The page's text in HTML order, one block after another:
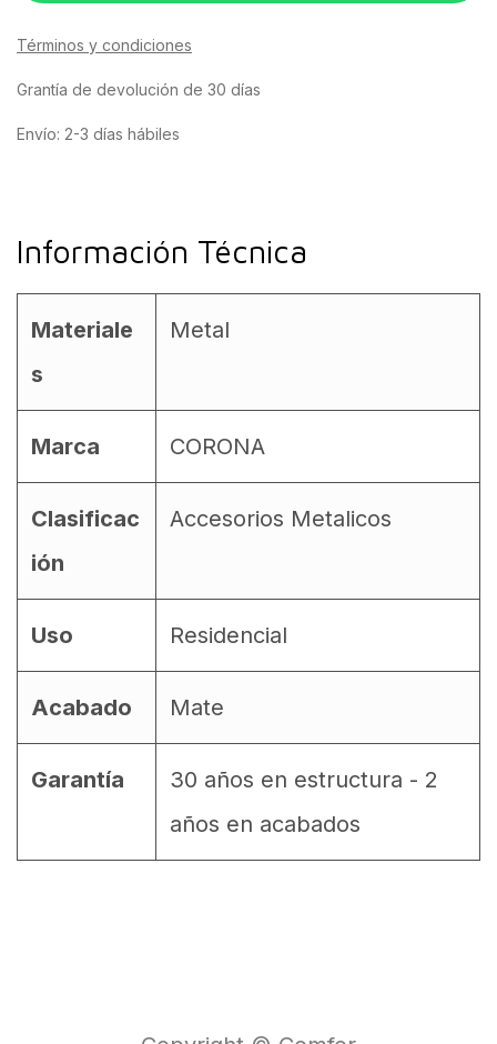
Términos y condiciones
Grantía de devolución de 30 días
Envío: 2-3 días hábiles
Información Técnica
Materiale
s
Metal
Marca CORONA
Clasificac
ión
Accesorios Metalicos
Uso Residencial
Acabado Mate
Garantía
30 años en estructura - 2
años en acabados